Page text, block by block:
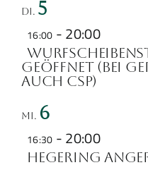
Di. 5
16:00 -20:00
geöffnet (bei
auch CSP)
Mi. 6
16:30 -20:00
Hegering